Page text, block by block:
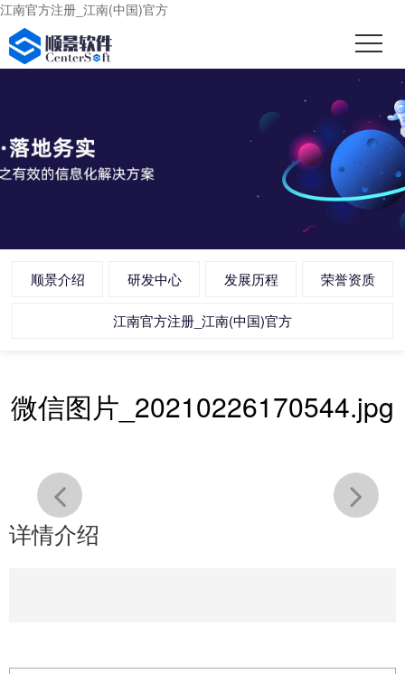
江南官方注册_江南(中国)官方
顺景介绍 研发中心 发展历程 荣誉资质
江南官方注册_江南(中国)官方
微信图片_20210226170544.jpg
详情介绍